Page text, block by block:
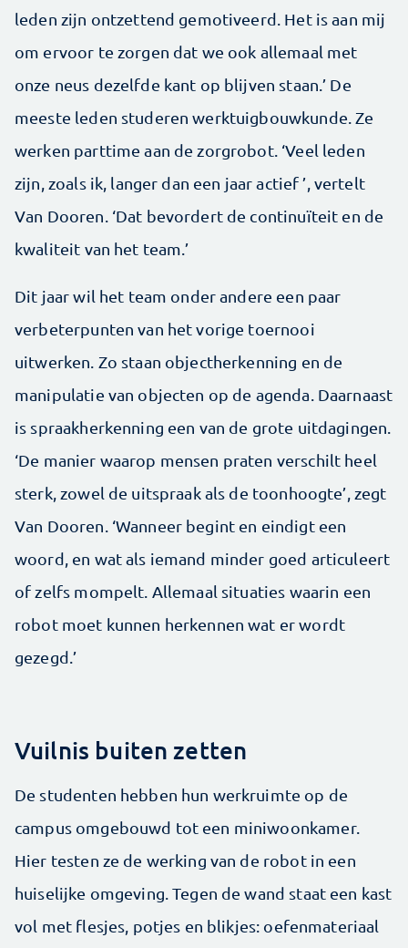
leden zijn ontzettend gemotiveerd. Het is aan mij
om ervoor te zorgen dat we ook allemaal met
onze neus dezelfde kant op blijven staan.’ De
meeste leden studeren werktuigbouwkunde. Ze
werken parttime aan de zorgrobot. ‘Veel leden
zijn, zoals ik, langer dan een jaar actief ’, vertelt
Van Dooren. ‘Dat bevordert de continuïteit en de
kwaliteit van het team.’
Dit jaar wil het team onder andere een paar
verbeterpunten van het vorige toernooi
uitwerken. Zo staan objectherkenning en de
manipulatie van objecten op de agenda. Daarnaast
is spraakherkenning een van de grote uitdagingen.
‘De manier waarop mensen praten verschilt heel
sterk, zowel de uitspraak als de toonhoogte’, zegt
Van Dooren. ‘Wanneer begint en eindigt een
woord, en wat als iemand minder goed articuleert
of zelfs mompelt. Allemaal situaties waarin een
robot moet kunnen herkennen wat er wordt
gezegd.’
Vuilnis buiten zetten
De studenten hebben hun werkruimte op de
campus omgebouwd tot een miniwoonkamer.
Hier testen ze de werking van de robot in een
huiselijke omgeving. Tegen de wand staat een kast
vol met flesjes, potjes en blikjes: oefenmateriaal